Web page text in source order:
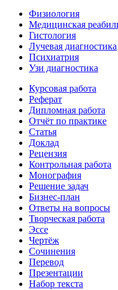
Физиология
Медицинская
Гистология
Лучевая диагностика
Психиатрия
Узи диагностика
Курсовая работа
Реферат
Дипломная работа
Отчёт по практике
Статья
Доклад
Рецензия
Контрольная работа
Монография
Решение задач
Бизнес-план
Ответы на вопросы
Творческая работа
Эссе
Чертёж
Сочинения
Перевод
Презентации
Набор текста